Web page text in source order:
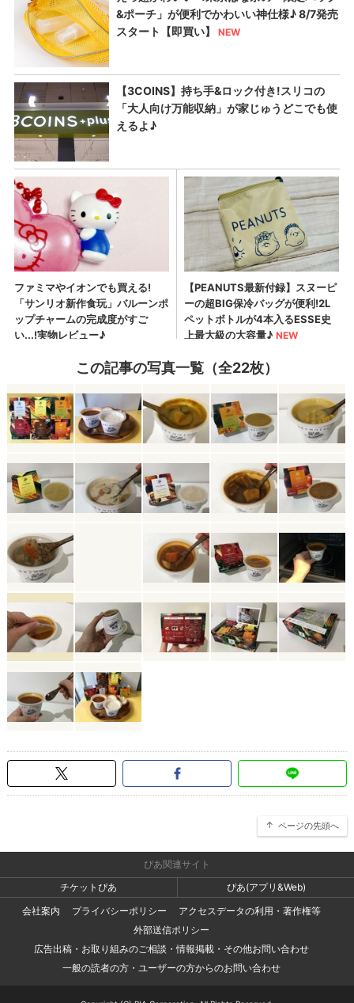
この記事の写真一覧（全22枚）
ページの先頭へ
ぴあ関連サイト
チケットぴあ
ぴあ(アプリ&Web)
会社案内
プライバシーポリシー
アクセスデータの利用・著作権等
外部送信ポリシー
広告出稿・お取り組みのご相談・情報掲載・その他お問い合わせ
一般の読者の方・ユーザーの方からのお問い合わせ